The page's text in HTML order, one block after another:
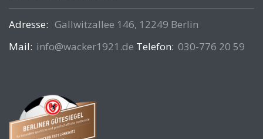
Adresse: Gallwitzallee 146, 12249 Berlin
Mail: info@wacker1921.de Telefon: 030-776 20 59